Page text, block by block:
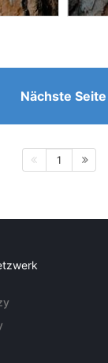
Nächste Seite
1